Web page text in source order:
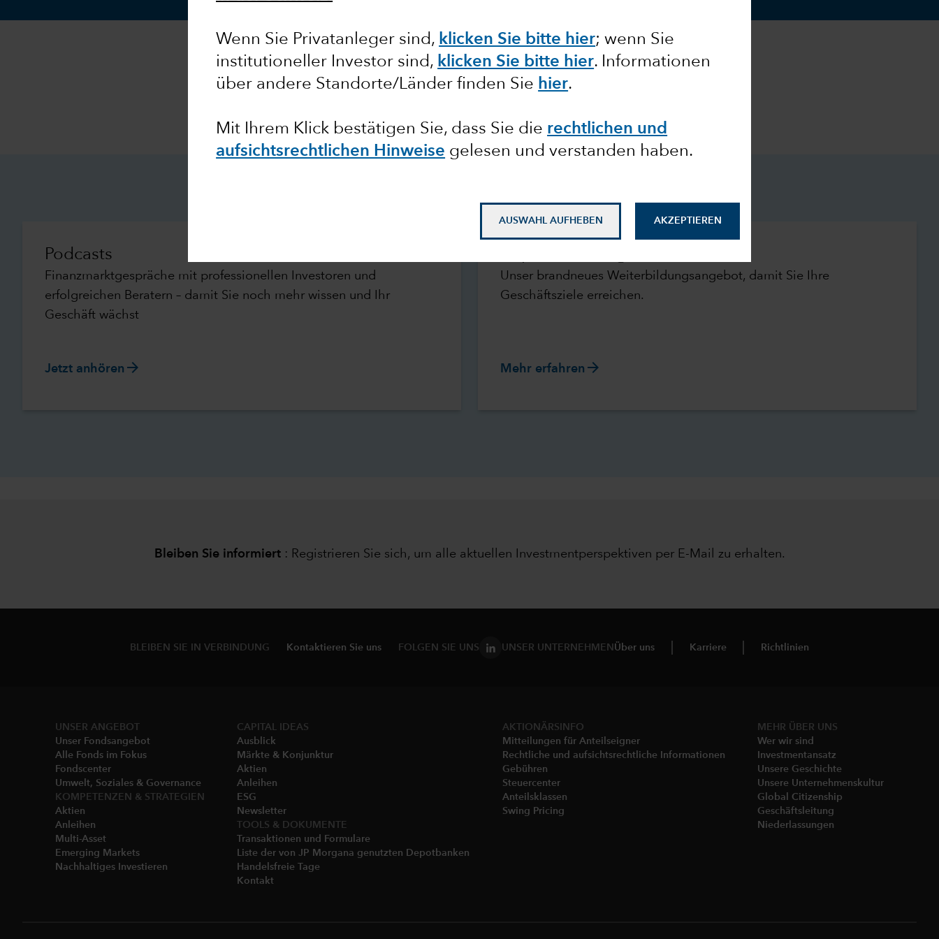
Wenn Sie Privatanleger sind, klicken Sie bitte hier; wenn Sie
institutioneller Investor sind, klicken Sie bitte hier. Informationen
über andere Standorte/Länder finden Sie hier.
Mit Ihrem Klick bestätigen Sie, dass Sie die rechtlichen und
aufsichtsrechtlichen Hinweise gelesen und verstanden haben.
AUSWAHL AUFHEBEN AKZEPTIEREN
Podcasts
Finanzmarktgespräche mit professionellen Investoren und
erfolgreichen Beratern – damit Sie noch mehr wissen und Ihr
Geschäft wächst
Jetzt anhören arrow_forward
Unser brandneues Weiterbildungsangebot, damit Sie Ihre
Geschäftsziele erreichen.
Mehr erfahren arrow_forward
Bleiben Sie informiert : Registrieren Sie sich, um alle aktuellen Investmentperspektiven per E-Mail zu erhalten.
BLEIBEN SIE IN VERBINDUNG Kontaktieren Sie uns FOLGEN SIE UNS UNSER UNTERNEHMEN Über uns Karriere Richtlinien
UNSER ANGEBOT
Unser Fondsangebot
Alle Fonds im Fokus
Fondscenter
Umwelt, Soziales & Governance
KOMPETENZEN & STRATEGIEN
Aktien
Anleihen
Multi-Asset
Emerging Markets
Nachhaltiges Investieren
CAPITAL IDEAS
Ausblick
Märkte & Konjunktur
Aktien
Anleihen
ESG
Newsletter
TOOLS & DOKUMENTE
Transaktionen und Formulare
Liste der von JP Morgana genutzten Depotbanken
Handelsfreie Tage
Kontakt
AKTIONÄRSINFO
Mitteilungen für Anteilseigner
Rechtliche und aufsichtsrechtliche Informationen​
Gebühren​
Steuercenter
Anteilsklassen
Swing Pricing
MEHR ÜBER UNS
Wer wir sind
Investmentansatz
Unsere Geschichte​
Unsere Unternehmenskultur
Global Citizenship
Geschäftsleitung​
Niederlassungen​